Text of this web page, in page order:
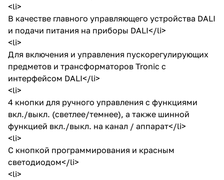
<li>
В качестве главного управляющего устройства DALI
и подачи питания на приборы DALI</li>
<li>
Для включения и управления пускорегулирующих
предметов и трансформаторов Tronic с
интерфейсом DALI</li>
<li>
4 кнопки для ручного управления с функциями
вкл./выкл. (светлее/темнее), а также шинной
функцией вкл./выкл. на канал / аппарат</li>
<li>
С кнопкой программирования и красным
светодиодом</li>
<li>